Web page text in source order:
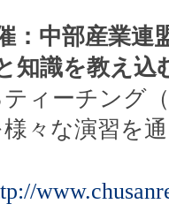
中部産業連
知識を教え込
ィーチング
々な演習を